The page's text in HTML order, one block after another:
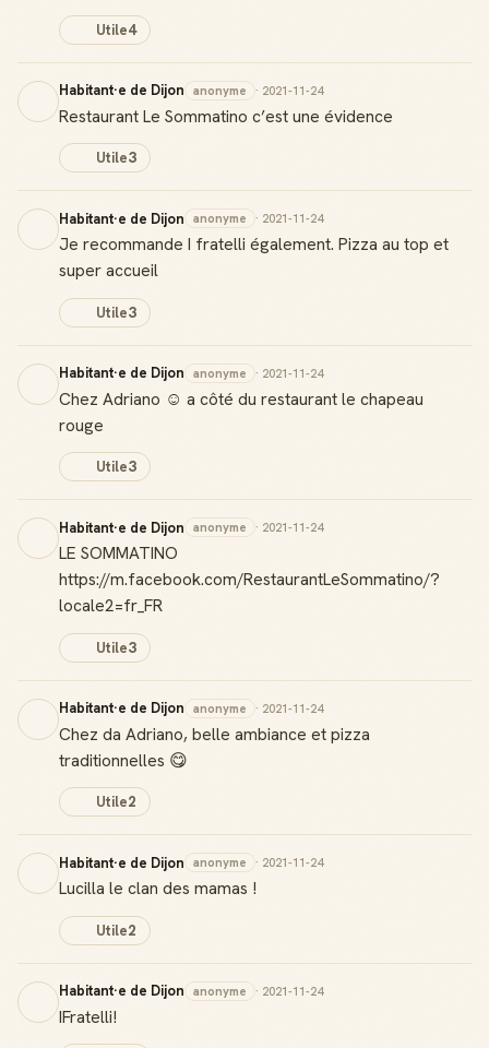
Utile4
Habitant·e de Dijon anonyme · 2021-11-24
Restaurant Le Sommatino c’est une évidence
Utile3
Habitant·e de Dijon anonyme · 2021-11-24
Je recommande I fratelli également. Pizza au top et
super accueil
Utile3
Habitant·e de Dijon anonyme · 2021-11-24
Chez Adriano ☺️ a côté du restaurant le chapeau
rouge
Utile3
Habitant·e de Dijon anonyme · 2021-11-24
LE SOMMATINO
https://m.facebook.com/RestaurantLeSommatino/?
locale2=fr_FR
Utile3
Habitant·e de Dijon anonyme · 2021-11-24
Chez da Adriano, belle ambiance et pizza
traditionnelles 😋
Utile2
Habitant·e de Dijon anonyme · 2021-11-24
Lucilla le clan des mamas !
Utile2
Habitant·e de Dijon anonyme · 2021-11-24
IFratelli!